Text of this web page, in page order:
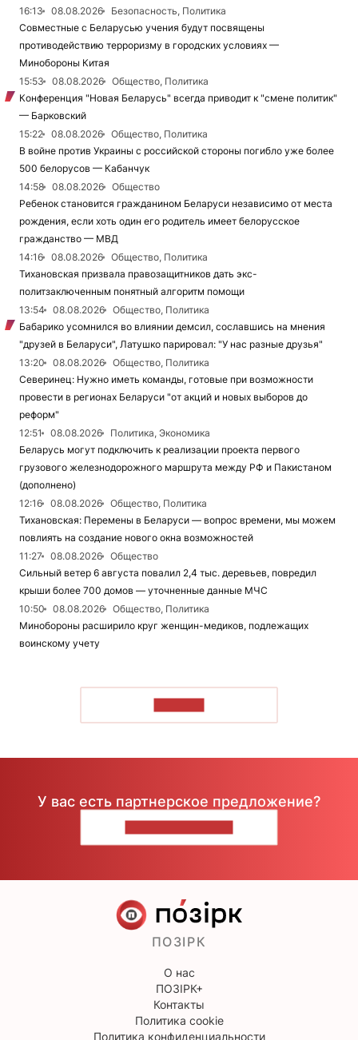
16:13
08.08.2026
Безопасность, Политика
Совместные с Беларусью учения будут посвящены
противодействию терроризму в городских условиях —
Минобороны Китая
15:53
08.08.2026
Общество, Политика
Конференция "Новая Беларусь" всегда приводит к "смене политик"
— Барковский
15:22
08.08.2026
Общество, Политика
В войне против Украины с российской стороны погибло уже более
500 белорусов — Кабанчук
14:58
08.08.2026
Общество
Ребенок становится гражданином Беларуси независимо от места
рождения, если хоть один его родитель имеет белорусское
гражданство — МВД
14:16
08.08.2026
Общество, Политика
Тихановская призвала правозащитников дать экс-
политзаключенным понятный алгоритм помощи
13:54
08.08.2026
Общество, Политика
Бабарико усомнился во влиянии демсил, сославшись на мнения
"друзей в Беларуси", Латушко парировал: "У нас разные друзья"
13:20
08.08.2026
Общество, Политика
Северинец: Нужно иметь команды, готовые при возможности
провести в регионах Беларуси "от акций и новых выборов до
реформ"
12:51
08.08.2026
Политика, Экономика
Беларусь могут подключить к реализации проекта первого
грузового железнодорожного маршрута между РФ и Пакистаном
(дополнено)
12:16
08.08.2026
Общество, Политика
Тихановская: Перемены в Беларуси — вопрос времени, мы можем
повлиять на создание нового окна возможностей
11:27
08.08.2026
Общество
Сильный ветер 6 августа повалил 2,4 тыс. деревьев, повредил
крыши более 700 домов — уточненные данные МЧС
10:50
08.08.2026
Общество, Политика
Минобороны расширило круг женщин-медиков, подлежащих
воинскому учету
У вас есть партнерское предложение?
ПОЗІРК
О нас
ПОЗІРК+
Контакты
Политика cookie
Политика конфиденциальности